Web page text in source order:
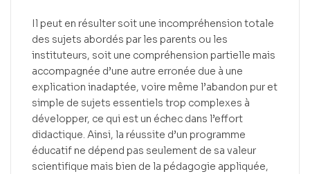
Il peut en résulter soit une incompréhension totale
des sujets abordés par les parents ou les
instituteurs, soit une compréhension partielle mais
accompagnée d’une autre erronée due à une
explication inadaptée, voire même l’abandon pur et
simple de sujets essentiels trop complexes à
développer, ce qui est un échec dans l’effort
didactique. Ainsi, la réussite d’un programme
éducatif ne dépend pas seulement de sa valeur
scientifique mais bien de la pédagogie appliquée,